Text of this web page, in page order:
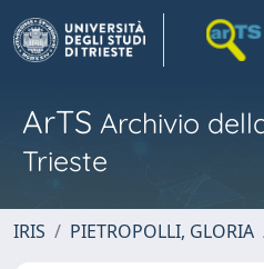
ArTS Archivio
Trieste
IRIS PIETROPOLLI, GLORIA